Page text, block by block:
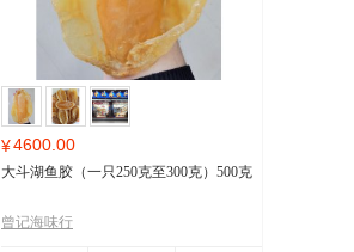
¥4600.00
大斗湖鱼胶（一只250克至300克）500克
曾记海味行